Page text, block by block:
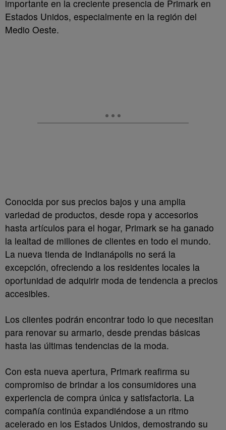
importante en la creciente presencia de Primark en
Estados Unidos, especialmente en la región del
Medio Oeste.
Conocida por sus precios bajos y una amplia
variedad de productos, desde ropa y accesorios
hasta artículos para el hogar, Primark se ha ganado
la lealtad de millones de clientes en todo el mundo.
La nueva tienda de Indianápolis no será la
excepción, ofreciendo a los residentes locales la
oportunidad de adquirir moda de tendencia a precios
accesibles.
Los clientes podrán encontrar todo lo que necesitan
para renovar su armario, desde prendas básicas
hasta las últimas tendencias de la moda.
Con esta nueva apertura, Primark reafirma su
compromiso de brindar a los consumidores una
experiencia de compra única y satisfactoria. La
compañía continúa expandiéndose a un ritmo
acelerado en los Estados Unidos, demostrando su